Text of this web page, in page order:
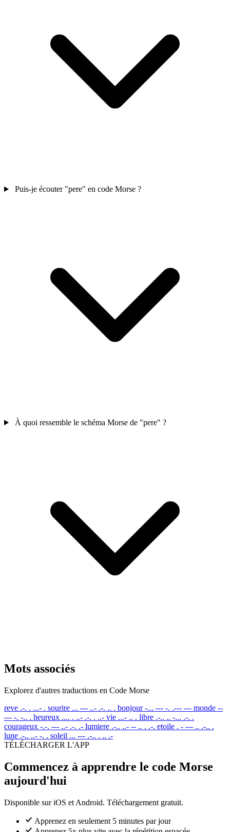
Puis-je écouter "pere" en code Morse ?
À quoi ressemble le schéma Morse de "pere" ?
Mots associés
Explorez d'autres traductions en Code Morse
reve .-. . ...- . sourire ... --- ..- .-. .. . bonjour -... --- -. .--- --- monde --
--- -. -.. . heureux .... . ..- .-. . ..- vie ...- .. . libre .-.. .. -... .-. .
courageux -.-. --- ..- .-. .- lumiere .-.. ..- -- .. . .-. etoile . - --- .. .-.. .
lune .-.. ..- -. . soleil ... --- .-.. . .. .-
TÉLÉCHARGER L'APP
Commencez à apprendre le code Morse
aujourd'hui
Disponible sur iOS et Android. Téléchargement gratuit.
Apprenez en seulement 5 minutes par jour